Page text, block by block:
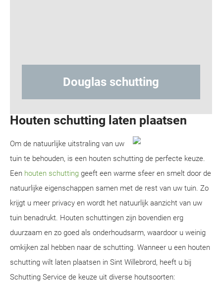
Douglas schutting
Houten schutting laten plaatsen
Om de natuurlijke uitstraling van uw
tuin te behouden, is een houten schutting de perfecte keuze.
Een houten schutting geeft een warme sfeer en smelt door de
natuurlijke eigenschappen samen met de rest van uw tuin. Zo
krijgt u meer privacy en wordt het natuurlijk aanzicht van uw
tuin benadrukt. Houten schuttingen zijn bovendien erg
duurzaam en zo goed als onderhoudsarm, waardoor u weinig
omkijken zal hebben naar de schutting. Wanneer u een houten
schutting wilt laten plaatsen in Sint Willebrord, heeft u bij
Schutting Service de keuze uit diverse houtsoorten: